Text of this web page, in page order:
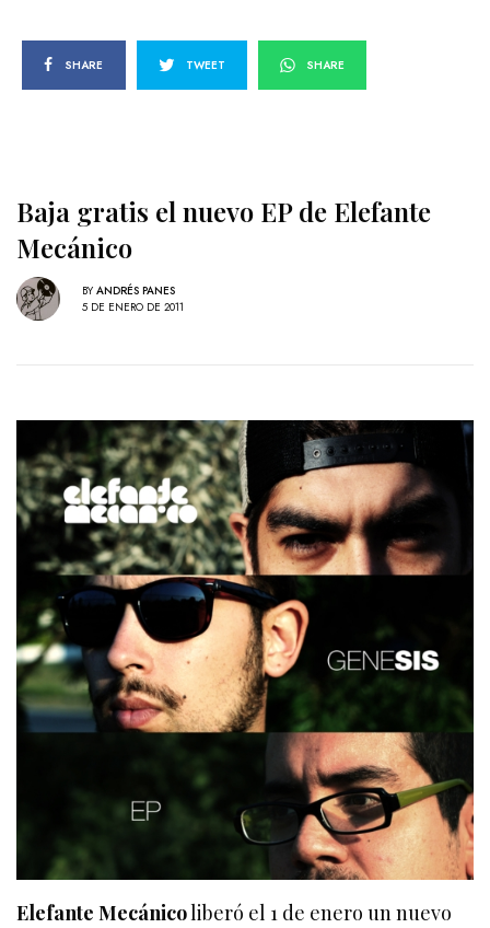
SHARE TWEET SHARE
Baja gratis el nuevo EP de Elefante
Mecánico
BY ANDRÉS PANES
5 DE ENERO DE 2011
Elefante Mecánicoliberó el 1 de enero un nuevo